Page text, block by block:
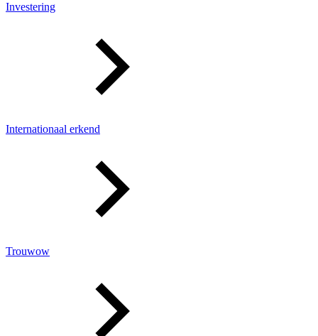
Investering
Internationaal erkend
Trouwow